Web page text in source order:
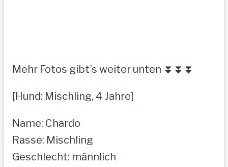
Mehr Fotos gibt’s weiter unten ⏬⏬⏬
[Hund: Mischling, 4 Jahre]
Name: Chardo
Rasse: Mischling
Geschlecht: männlich